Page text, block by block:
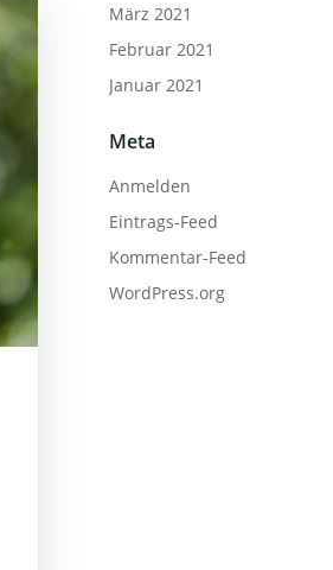
März 2021
Februar 2021
Januar 2021
Meta
Anmelden
Eintrags-Feed
Kommentar-Feed
WordPress.org